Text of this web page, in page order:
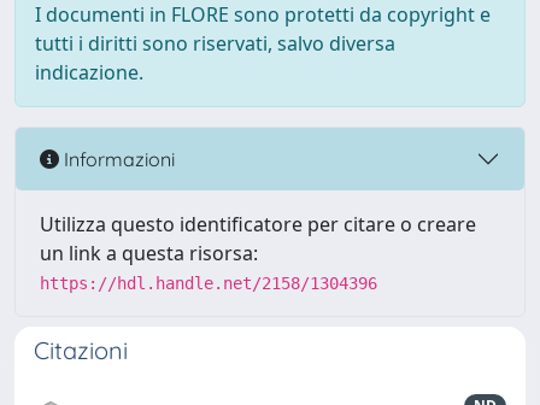
I documenti in FLORE sono protetti da copyright e
tutti i diritti sono riservati, salvo diversa
indicazione.
Informazioni
Utilizza questo identificatore per citare o creare
un link a questa risorsa:
https://hdl.handle.net/2158/1304396
Citazioni